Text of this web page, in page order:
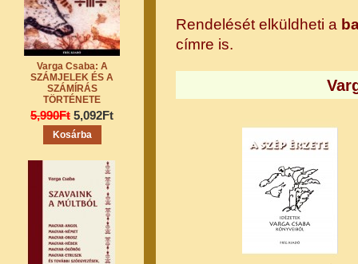
Varga Csaba: A
SZÁMJELEK ÉS A
SZÁMÍRÁS
TÖRTÉNETE
5,990Ft 5,092Ft
Rendelését elküldheti a
címre is.